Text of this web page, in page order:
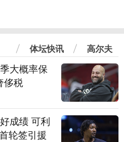
体坛快讯 高尔夫
大概率保
侈税
成绩 可利
轮签引援